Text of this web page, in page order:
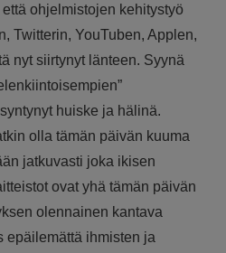
ohjelmistojen kehitystyö
Twitterin, YouTuben, Applen,
nyt siirtynyt länteen. Syynä
huiske ja hälinä.
olla tämän päivän kuuma
jatkuvasti joka ikisen
ovat yhä tämän päivän
olennainen kantava
epäilemättä ihmisten ja